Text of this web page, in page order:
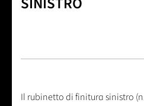
Il rubinetto di finitura sinistro